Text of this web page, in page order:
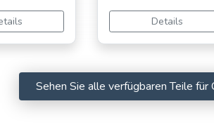
Details
Sehen Sie alle verfügbaren Teile für